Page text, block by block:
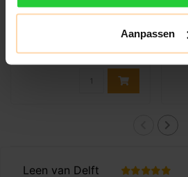
Aanpassen
€34,99 €17,49
Het Robey Tennis Match T-
shirt is een sportief V-hals
t-shir..
V-